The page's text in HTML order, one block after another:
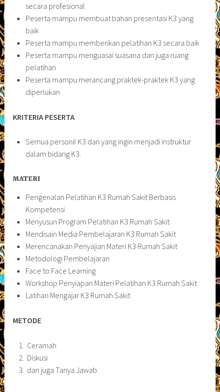
secara profesional
Peserta mampu membuat bahan presentasi K3 yang
baik
Peserta mampu memberikan pelatihan K3 secara baik
Peserta mampu menguasai suasana dan juga ruang
pelatihan
Peserta mampu merancang praktek-praktek K3 yang
diperlukan
KRITERIA PESERTA
Semua personil K3 dan yang ingin menjadi instruktur
dalam bidang K3.
MATERI
Pengenalan Pelatihan K3 Rumah Sakit Berbasis
Kompetensi
Menyusun Program Pelatihan K3 Rumah Sakit
Mendisain Media Pembelajaran K3 Rumah Sakit
Merencanakan Penyajian Materi K3 Rumah Sakit
Metodologi Pembelajaran
Face to Face Learning
Workshop Penyiapan Materi Pelatihan K3 Rumah Sakit
Latihan Mengajar K3 Rumah Sakit
METODE
Ceramah
Diskusi
dan juga Tanya Jawab